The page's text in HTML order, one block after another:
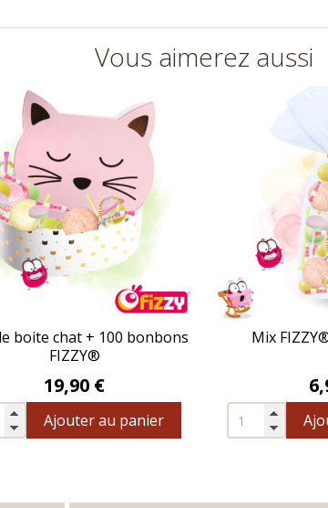
Vous aimerez aussi
boite chat + 100 bonbons
FIZZY®
Prix
19,90 €
Ajouter au panier
Mix